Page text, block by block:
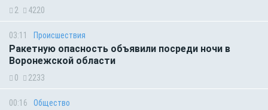
2 4220
03:11 Происшествия
Ракетную опасность объявили посреди ночи в
Воронежской области
0 2233
00:16 Общество